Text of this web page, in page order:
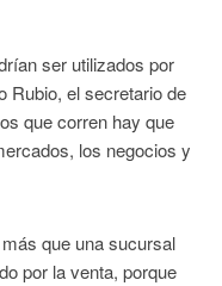
ser utilizados por
Rubio, el secretario de
que corren hay que
los negocios y
que una sucursal
por la venta, porque